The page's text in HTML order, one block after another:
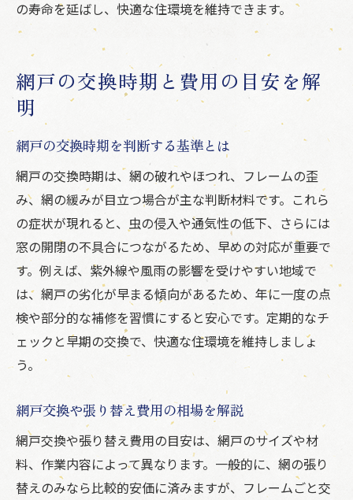
の寿命を延ばし、快適な住環境を維持できます。
網戸の交換時期と費用の目安を解
明
網戸の交換時期を判断する基準とは
網戸の交換時期は、網の破れやほつれ、フレームの歪
み、網の緩みが目立つ場合が主な判断材料です。これら
の症状が現れると、虫の侵入や通気性の低下、さらには
窓の開閉の不具合につながるため、早めの対応が重要で
す。例えば、紫外線や風雨の影響を受けやすい地域で
は、網戸の劣化が早まる傾向があるため、年に一度の点
検や部分的な補修を習慣にすると安心です。定期的なチ
ェックと早期の交換で、快適な住環境を維持しましょ
う。
網戸交換や張り替え費用の相場を解説
網戸交換や張り替え費用の目安は、網戸のサイズや材
料、作業内容によって異なります。一般的に、網の張り
替えのみなら比較的安価に済みますが、フレームごと交